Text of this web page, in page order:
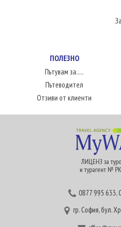
ПОЛЕЗНО
Пътувам за.....
Пътеводител
Отзиви от клиенти
ЛИЦЕНЗ за
и турагент №
0877 995 633,
гр. София, бул.